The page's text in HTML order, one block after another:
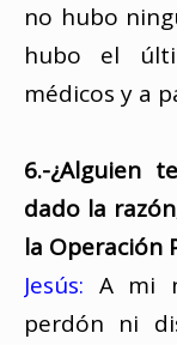
no hubo
hubo el
médicos y a
6.-¿Alguien
dado la
la Operación
Jesús: A mi
perdón ni